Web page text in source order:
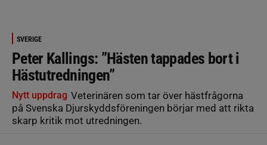
SVERIGE
Peter Kallings: ”Hästen tappades bort i
Hästutredningen”
Nytt uppdrag Veterinären som tar över hästfrågorna
på Svenska Djurskyddsföreningen börjar med att rikta
skarp kritik mot utredningen.